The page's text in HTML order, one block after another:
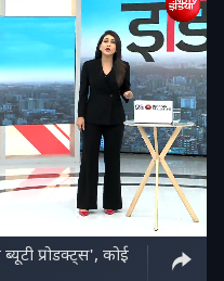
प्रोडक्‍ट्स', कोई